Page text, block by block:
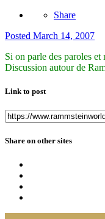
Share
Posted March 14, 2007
Si on parle des paroles
Discussion autour de
Link to post
Share on other sites